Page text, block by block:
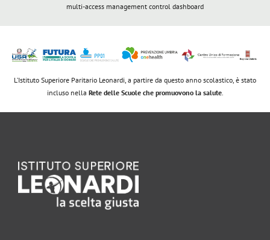
multi-access management control dashboard
L’Istituto Superiore Paritario Leonardi, a partire da questo anno scolastico, è stato
incluso nella Rete delle Scuole che promuovono la salute.